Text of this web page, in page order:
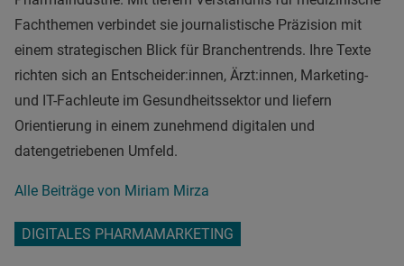
Fachthemen verbindet sie journalistische Präzision mit
einem strategischen Blick für Branchentrends. Ihre Texte
richten sich an Entscheider:innen, Ärzt:innen, Marketing-
und IT-Fachleute im Gesundheitssektor und liefern
Orientierung in einem zunehmend digitalen und
datengetriebenen Umfeld.
Alle Beiträge von Miriam Mirza
DIGITALES PHARMAMARKETING